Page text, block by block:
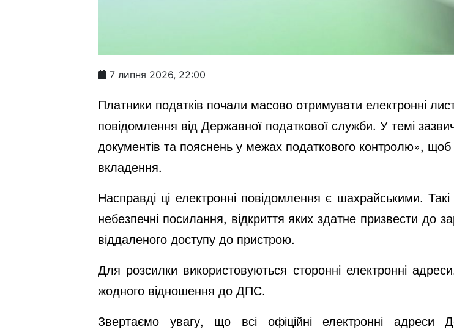
7 липня 2026, 22:00
Платники податків почали масово отримувати електронні
повідомлення від Державної податкової служби. У темі
документів та пояснень у межах податкового контролю»,
вкладення.
Насправді ці електронні повідомлення є шахрайськими.
небезпечні посилання, відкриття яких здатне призвести
віддаленого доступу до пристрою.
Для розсилки використовуються сторонні електронні
жодного відношення до ДПС.
Звертаємо увагу, що всі офіційні електронні